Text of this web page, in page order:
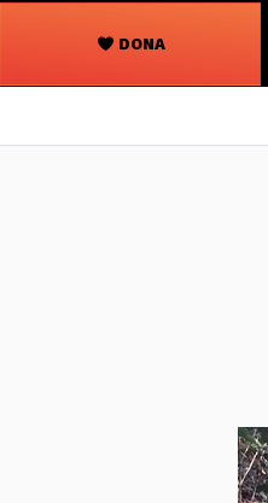
DONA